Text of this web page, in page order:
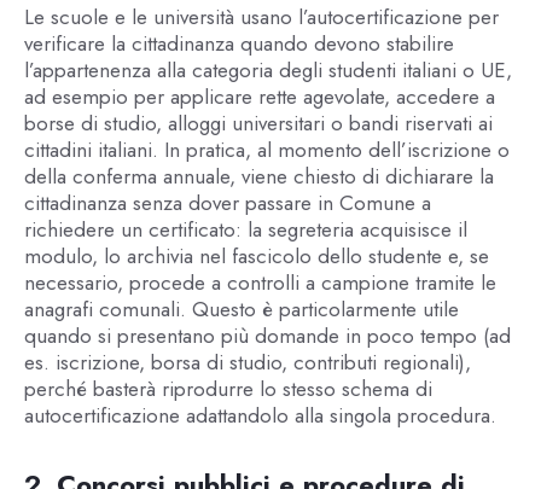
Le scuole e le università usano l’autocertificazione per
verificare la cittadinanza quando devono stabilire
l’appartenenza alla categoria degli studenti italiani o UE,
ad esempio per applicare rette agevolate, accedere a
borse di studio, alloggi universitari o bandi riservati ai
cittadini italiani. In pratica, al momento dell’iscrizione o
della conferma annuale, viene chiesto di dichiarare la
cittadinanza senza dover passare in Comune a
richiedere un certificato: la segreteria acquisisce il
modulo, lo archivia nel fascicolo dello studente e, se
necessario, procede a controlli a campione tramite le
anagrafi comunali. Questo è particolarmente utile
quando si presentano più domande in poco tempo (ad
es. iscrizione, borsa di studio, contributi regionali),
perché basterà riprodurre lo stesso schema di
autocertificazione adattandolo alla singola procedura.